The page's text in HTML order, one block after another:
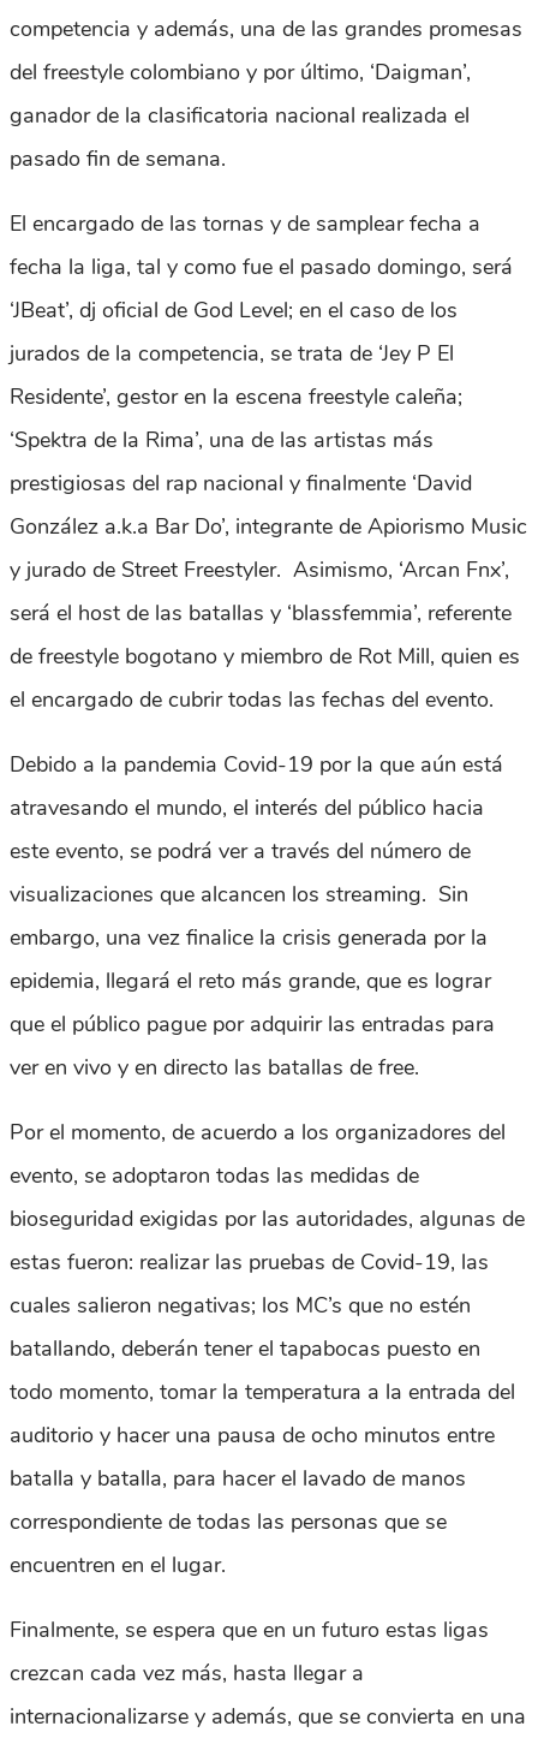
competencia y además, una de las grandes promesas
del freestyle colombiano y por último, ‘Daigman’,
ganador de la clasificatoria nacional realizada el
pasado fin de semana.
El encargado de las tornas y de samplear fecha a
fecha la liga, tal y como fue el pasado domingo, será
‘JBeat’, dj oficial de God Level; en el caso de los
jurados de la competencia, se trata de ‘Jey P El
Residente’, gestor en la escena freestyle caleña;
‘Spektra de la Rima’, una de las artistas más
prestigiosas del rap nacional y finalmente ‘David
González a.k.a Bar Do’, integrante de Apiorismo Music
y jurado de Street Freestyler. Asimismo, ‘Arcan Fnx’,
será el host de las batallas y ‘blassfemmia’, referente
de freestyle bogotano y miembro de Rot Mill, quien es
el encargado de cubrir todas las fechas del evento.
Debido a la pandemia Covid-19 por la que aún está
atravesando el mundo, el interés del público hacia
este evento, se podrá ver a través del número de
visualizaciones que alcancen los streaming. Sin
embargo, una vez finalice la crisis generada por la
epidemia, llegará el reto más grande, que es lograr
que el público pague por adquirir las entradas para
ver en vivo y en directo las batallas de free.
Por el momento, de acuerdo a los organizadores del
evento, se adoptaron todas las medidas de
bioseguridad exigidas por las autoridades, algunas de
estas fueron: realizar las pruebas de Covid-19, las
cuales salieron negativas; los MC’s que no estén
batallando, deberán tener el tapabocas puesto en
todo momento, tomar la temperatura a la entrada del
auditorio y hacer una pausa de ocho minutos entre
batalla y batalla, para hacer el lavado de manos
correspondiente de todas las personas que se
encuentren en el lugar.
Finalmente, se espera que en un futuro estas ligas
crezcan cada vez más, hasta llegar a
internacionalizarse y además, que se convierta en una